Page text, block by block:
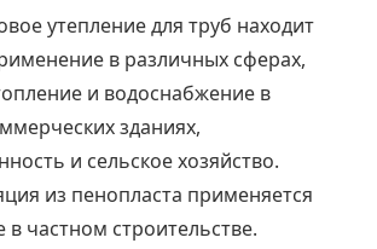
утепление для труб находит
в различных сферах,
и водоснабжение в
зданиях,
и сельское хозяйство.
из пенопласта применяется
в частном строительстве.